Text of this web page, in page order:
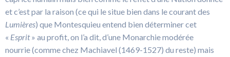
et c’est par la raison (ce qui le situe bien dans le courant des
Lumières) que Montesquieu entend bien déterminer cet
« Esprit» au profit, on l’a dit, d’une Monarchie modérée
nourrie (comme chez Machiavel (1469-1527) du reste) mais